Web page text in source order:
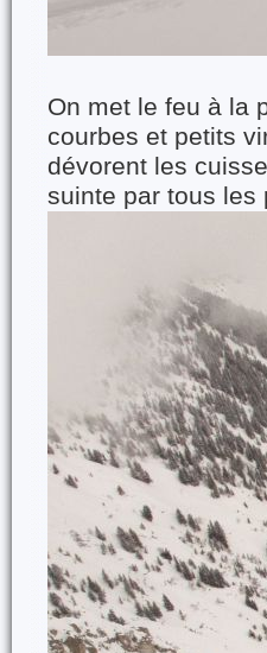
On met le feu à la
courbes et petits
dévorent les
suinte par tous les